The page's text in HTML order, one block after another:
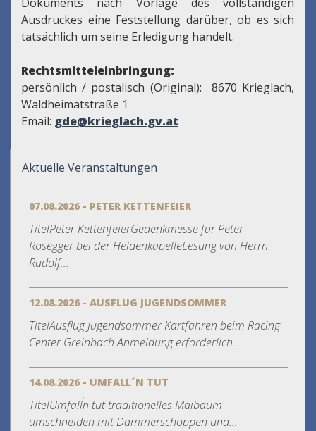
Ausdruckes eine Feststellung darüber, ob es sich
tatsächlich um seine Erledigung handelt.
Rechtsmitteleinbringung:
persönlich / postalisch (Original): 8670 Krieglach,
Waldheimatstraße 1
Email: gde@krieglach.gv.at
Aktuelle Veranstaltungen
07.08.2026 - PETER KETTENFEIER
TitelPeter KettenfeierGedenkmesse für Peter
Rosegger bei der HeldenkapelleLesung von Herrn
Rudolf...
12.08.2026 - AUSFLUG JUGENDSOMMER
TitelAusflug Jugendsommer Kartfahren beim Racing
Center Greinbach Anmeldung erforderlich...
14.08.2026 - UMFALL´N TUT
TitelUmfall´n tut traditionelles Maibaum
umschneiden mit Dämmerschoppen und...